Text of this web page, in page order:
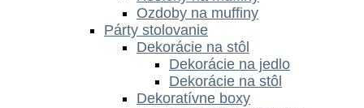
Ozdoby na muffiny
Párty stolovanie
Dekorácie na stôl
Dekorácie na jedlo
Dekorácie na stôl
Dekoratívne boxy